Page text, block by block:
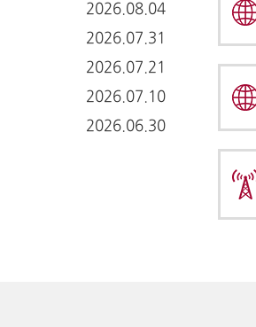
2026.08.04
2026.07.31
2026.07.21
2026.07.10
2026.06.30